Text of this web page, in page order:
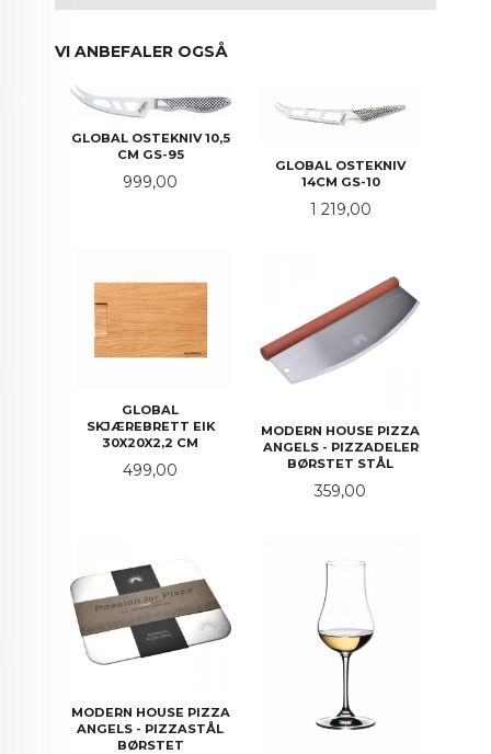
VI ANBEFALER OGSÅ
GLOBAL OSTEKNIV 10,5
CM GS-95
Pris
999,00
GLOBAL OSTEKNIV
14CM GS-10
Pris
1 219,00
GLOBAL
SKJÆREBRETT EIK
30X20X2,2 CM
Pris
499,00
MODERN HOUSE PIZZA
ANGELS - PIZZADELER
BØRSTET STÅL
Pris
359,00
MODERN HOUSE PIZZA
ANGELS - PIZZASTÅL
BØRSTET